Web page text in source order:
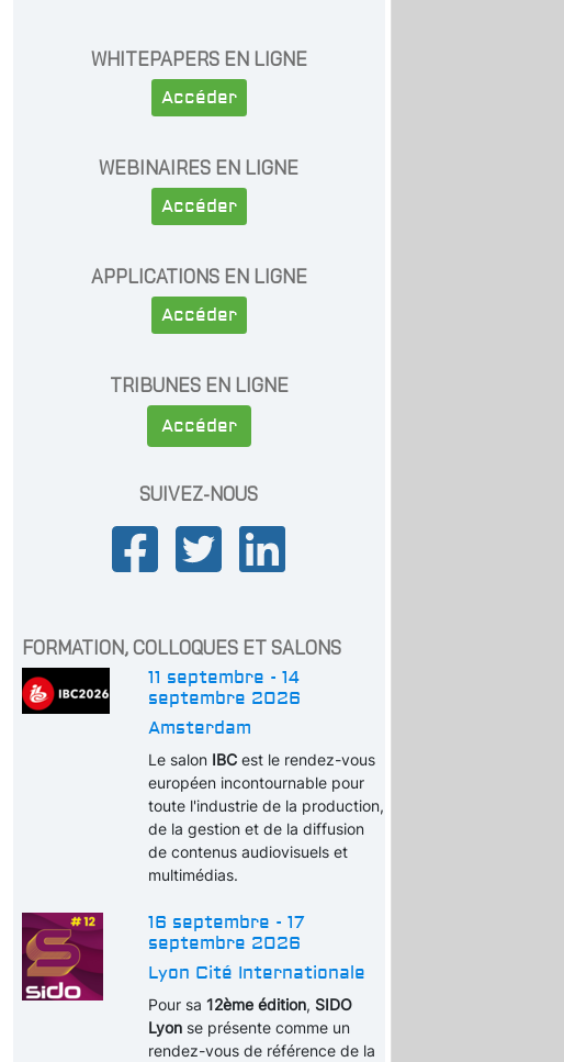
WHITEPAPERS EN LIGNE
Accéder
WEBINAIRES EN LIGNE
Accéder
APPLICATIONS EN LIGNE
Accéder
TRIBUNES EN LIGNE
Accéder
SUIVEZ-NOUS
FORMATION, COLLOQUES ET SALONS
11 septembre - 14
septembre 2026
Amsterdam
Le salonIBC est le rendez-vous
européen incontournable pour
toute l'industrie de la production,
de la gestion et de la diffusion
de contenus audiovisuels et
multimédias.
16 septembre - 17
septembre 2026
Lyon Cité Internationale
Pour sa 12ème édition, SIDO
Lyonse présente comme un
rendez-vous de référence de la